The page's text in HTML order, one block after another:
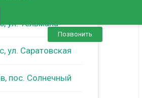
Позвонить
ул. Тельмана
ул. Саратовская
пос. Солнечный